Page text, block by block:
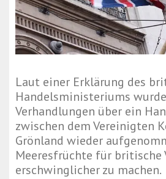
Laut einer Erklärung des
Handelsministeriums
Verhandlungen über ein
zwischen dem Vereinigten
Grönland wieder
Meeresfrüchte für britische
erschwinglicher zu machen.